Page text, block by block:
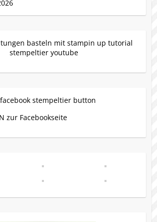
zur Facebookseite